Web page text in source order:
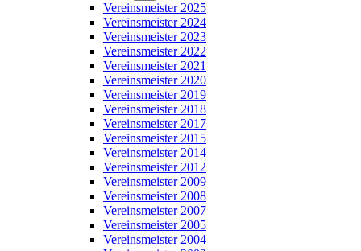
Vereinsmeister 2025
Vereinsmeister 2024
Vereinsmeister 2023
Vereinsmeister 2022
Vereinsmeister 2021
Vereinsmeister 2020
Vereinsmeister 2019
Vereinsmeister 2018
Vereinsmeister 2017
Vereinsmeister 2015
Vereinsmeister 2014
Vereinsmeister 2012
Vereinsmeister 2009
Vereinsmeister 2008
Vereinsmeister 2007
Vereinsmeister 2005
Vereinsmeister 2004